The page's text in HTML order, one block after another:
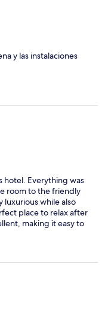
y las instalaciones
hotel. Everything was
room to the friendly
luxurious while also
place to relax after
making it easy to
couldn’t have asked
here again the next